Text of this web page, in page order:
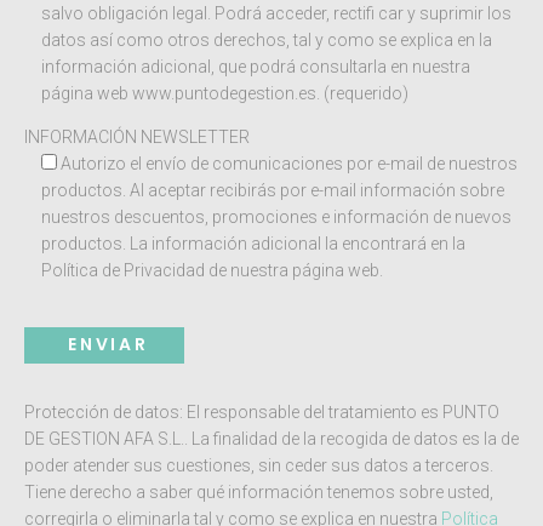
salvo obligación legal. Podrá acceder, rectifi car y suprimir los
datos así como otros derechos, tal y como se explica en la
información adicional, que podrá consultarla en nuestra
página web www.puntodegestion.es. (requerido)
INFORMACIÓN NEWSLETTER
Autorizo el envío de comunicaciones por e-mail de nuestros
productos. Al aceptar recibirás por e-mail información sobre
nuestros descuentos, promociones e información de nuevos
productos. La información adicional la encontrará en la
Política de Privacidad de nuestra página web.
Protección de datos: El responsable del tratamiento es PUNTO
DE GESTION AFA S.L.. La finalidad de la recogida de datos es la de
poder atender sus cuestiones, sin ceder sus datos a terceros.
Tiene derecho a saber qué información tenemos sobre usted,
corregirla o eliminarla tal y como se explica en nuestra Política